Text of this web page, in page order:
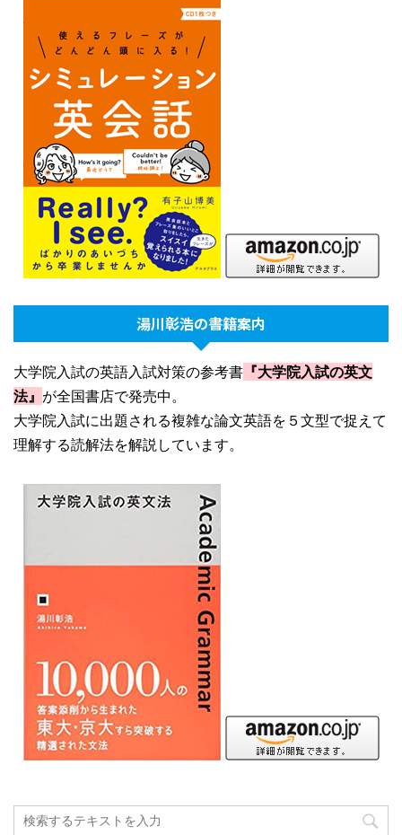
湯川彰浩の書籍案内
大学院入試の英語入試対策の参考書 『大学院入試の英文
法』 が全国書店で発売中。
大学院入試に出題される複雑な論文英語を５文型で捉えて
理解する読解法を解説しています。